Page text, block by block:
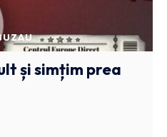
și simțim prea